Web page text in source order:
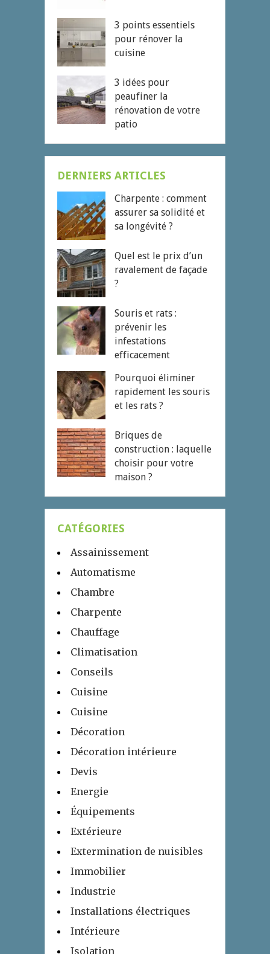
3 points essentiels
pour rénover la
cuisine
3 idées pour
peaufiner la
rénovation de votre
patio
DERNIERS ARTICLES
Charpente : comment
assurer sa solidité et
sa longévité ?
Quel est le prix d’un
ravalement de façade
?
Souris et rats :
prévenir les
infestations
efficacement
Pourquoi éliminer
rapidement les souris
et les rats ?
Briques de
construction : laquelle
choisir pour votre
maison ?
CATÉGORIES
Assainissement
Automatisme
Chambre
Charpente
Chauffage
Climatisation
Conseils
Cuisine
Cuisine
Décoration
Décoration intérieure
Devis
Energie
Équipements
Extérieure
Extermination de nuisibles
Immobilier
Industrie
Installations électriques
Intérieure
Isolation